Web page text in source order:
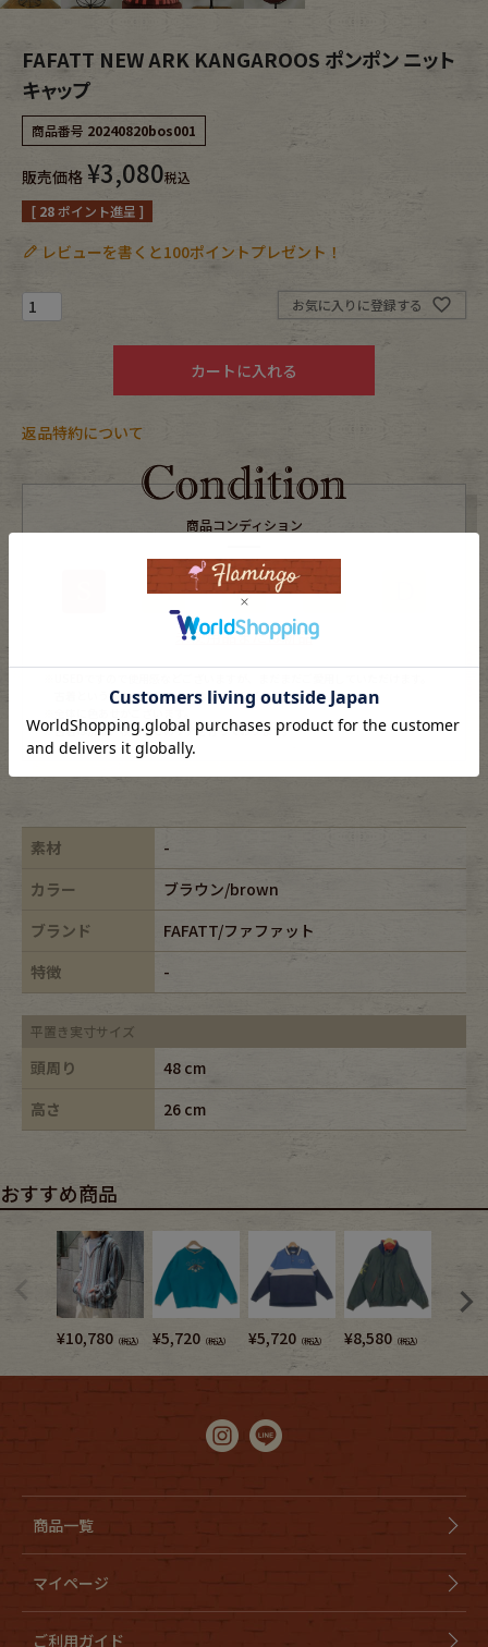
レディース商品カテゴリーから探す
Tops
Outer
小物・アクセサリーから探す
Cap
Bag
Shoes
Belt antique goods
vintage bicycle
FAFATT NEW ARK KANGAROOS ポンポン ニット
キャップ
商品番号 20240820bos001
販売価格 ¥3,080税込
[ 28ポイント進呈 ]
レビューを書くと100ポイントプレゼント！
お気に入りに登録する
カートに入れる
返品特約について
商品コンディション
A B C
未使用品または新品
古着という事をご理解の上ご注文よろしくお願いします。
※古着は洗濯、検品などのケアを行っております。
素材
-
カラー
ブラウン/brown
ブランド
FAFATT/ファファット
特徴
-
平置き実寸サイズ
頭周り
48 cm
高さ
26 cm
おすすめ商品
¥10,780 （税込） ¥5,720 （税込） ¥5,720 （税込） ¥8,580 （税込）
商品一覧
マイページ
ご利用ガイド